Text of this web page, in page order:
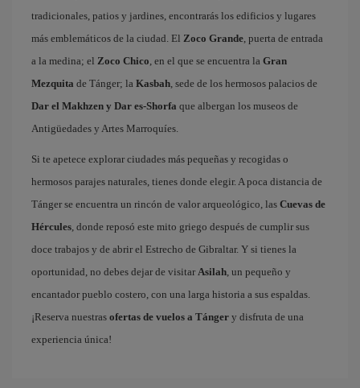
tradicionales, patios y jardines, encontrarás los edificios y lugares
más emblemáticos de la ciudad. El Zoco Grande, puerta de entrada
a la medina; el Zoco Chico, en el que se encuentra la Gran
Mezquita de Tánger; la Kasbah, sede de los hermosos palacios de
Dar el Makhzen y Dar es-Shorfa que albergan los museos de
Antigüedades y Artes Marroquíes.
Si te apetece explorar ciudades más pequeñas y recogidas o
hermosos parajes naturales, tienes donde elegir. A poca distancia de
Tánger se encuentra un rincón de valor arqueológico, las Cuevas de
Hércules, donde reposó este mito griego después de cumplir sus
doce trabajos y de abrir el Estrecho de Gibraltar. Y si tienes la
oportunidad, no debes dejar de visitar Asilah, un pequeño y
encantador pueblo costero, con una larga historia a sus espaldas.
¡Reserva nuestras ofertas de vuelos a Tánger y disfruta de una
experiencia única!